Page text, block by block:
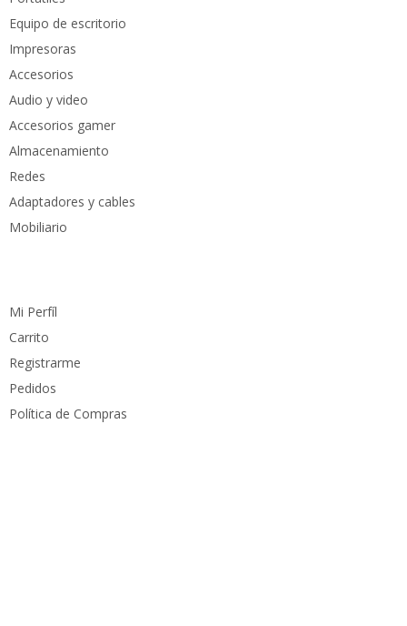
Equipo de escritorio
Impresoras
Accesorios
Audio y video
Accesorios gamer
Almacenamiento
Redes
Adaptadores y cables
Mobiliario
Mi Perfíl
Carrito
Registrarme
Pedidos
Política de Compras